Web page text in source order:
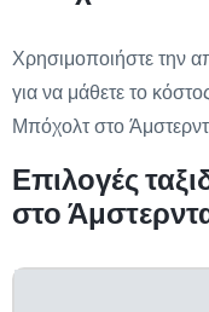
Χρησιμοποιήστε την
για να μάθετε το
Μπόχολτ στο
Επιλογές
στο